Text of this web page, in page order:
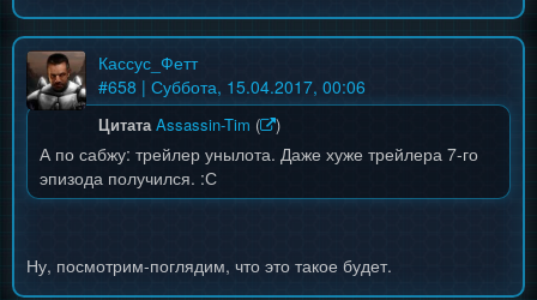
Кассус_Фетт
#658 | Суббота, 15.04.2017, 00:06
Цитата Assassin-Tim ( )
А по сабжу: трейлер унылота. Даже хуже трейлера 7-го
эпизода получился. :С
Ну, посмотрим-поглядим, что это такое будет.